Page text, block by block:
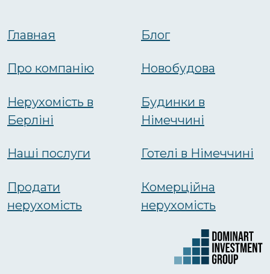
Главная
Про компанію
Нерухомість в
Берліні
Наші послуги
Продати
нерухомість
Блог
Новобудова
Будинки в
Німеччині
Готелі в Німеччині
Комерційна
нерухомість